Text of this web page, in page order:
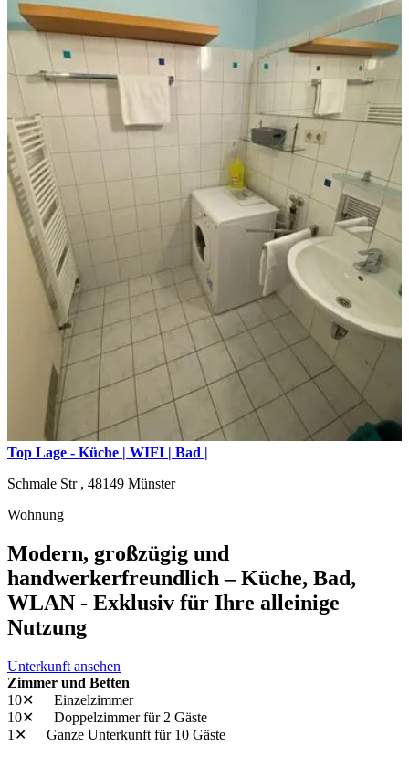
Top Lage - Küche | WIFI | Bad |
Schmale Str , 48149 Münster
Wohnung
Modern, großzügig und
handwerkerfreundlich – Küche, Bad,
WLAN - Exklusiv für Ihre alleinige
Nutzung
Unterkunft ansehen
Zimmer und Betten
10✕
Einzelzimmer
10✕
Doppelzimmerfür 2 Gäste
1✕
Ganze Unterkunft für 10 Gäste